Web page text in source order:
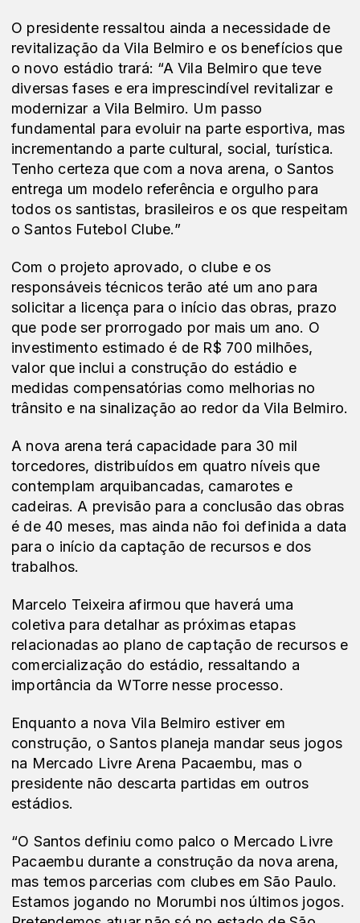
O presidente ressaltou ainda a necessidade de
revitalização da Vila Belmiro e os benefícios que
o novo estádio trará: “A Vila Belmiro que teve
diversas fases e era imprescindível revitalizar e
modernizar a Vila Belmiro. Um passo
fundamental para evoluir na parte esportiva, mas
incrementando a parte cultural, social, turística.
Tenho certeza que com a nova arena, o Santos
entrega um modelo referência e orgulho para
todos os santistas, brasileiros e os que respeitam
o Santos Futebol Clube.”
Com o projeto aprovado, o clube e os
responsáveis técnicos terão até um ano para
solicitar a licença para o início das obras, prazo
que pode ser prorrogado por mais um ano. O
investimento estimado é de R$ 700 milhões,
valor que inclui a construção do estádio e
medidas compensatórias como melhorias no
trânsito e na sinalização ao redor da Vila Belmiro.
A nova arena terá capacidade para 30 mil
torcedores, distribuídos em quatro níveis que
contemplam arquibancadas, camarotes e
cadeiras. A previsão para a conclusão das obras
é de 40 meses, mas ainda não foi definida a data
para o início da captação de recursos e dos
trabalhos.
Marcelo Teixeira afirmou que haverá uma
coletiva para detalhar as próximas etapas
relacionadas ao plano de captação de recursos e
comercialização do estádio, ressaltando a
importância da WTorre nesse processo.
Enquanto a nova Vila Belmiro estiver em
construção, o Santos planeja mandar seus jogos
na Mercado Livre Arena Pacaembu, mas o
presidente não descarta partidas em outros
estádios.
“O Santos definiu como palco o Mercado Livre
Pacaembu durante a construção da nova arena,
mas temos parcerias com clubes em São Paulo.
Estamos jogando no Morumbi nos últimos jogos.